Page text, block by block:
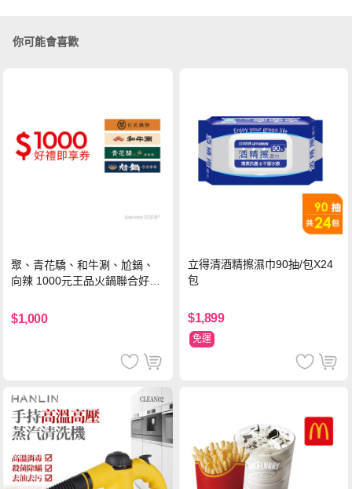
你可能會喜歡
聚、青花驕、和牛涮、尬鍋、
向辣 1000元王品火鍋聯合好禮
$1,000
立得清酒精擦濕巾90抽/包X24
包
$1,899
免運